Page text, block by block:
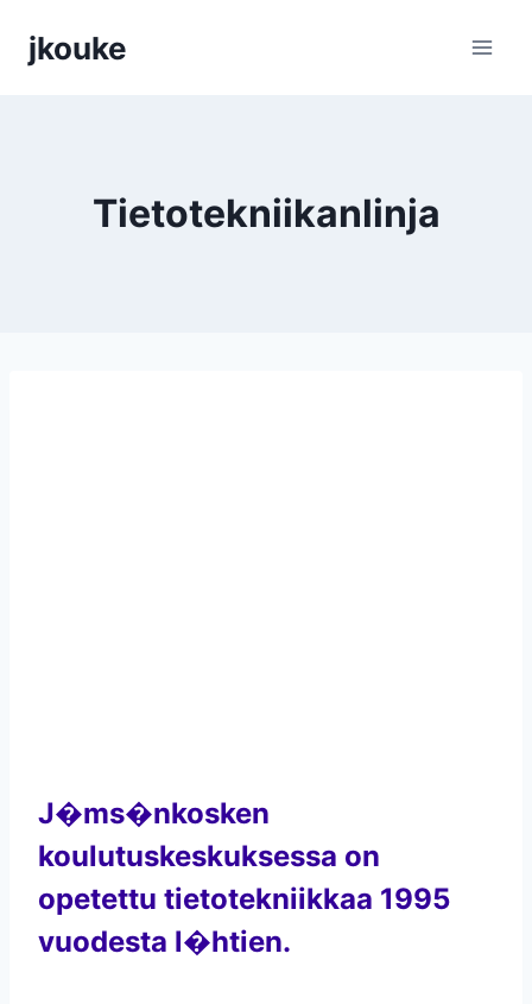
sisältöön
jkouke
Tietotekniikanlinja
J�ms�nkosken
koulutuskeskuksessa on
opetettu tietotekniikkaa 1995
vuodesta l�htien.